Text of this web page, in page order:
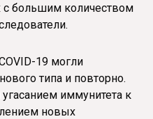
с большим количеством
19 могли
типа и повторно.
иммунитета к
новых